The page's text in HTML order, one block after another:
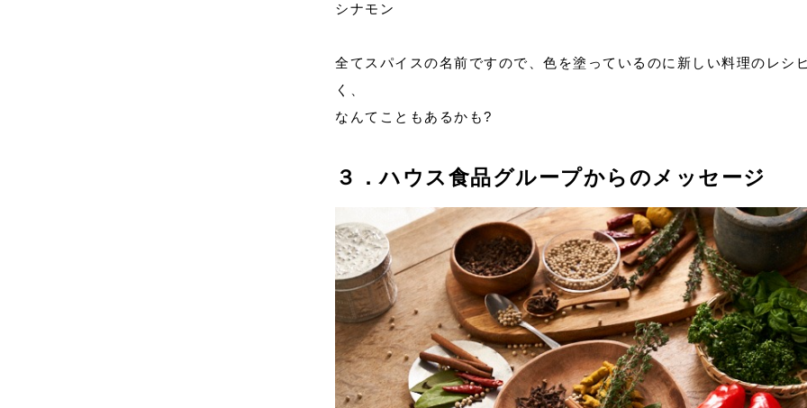
シナモン
全てスパイスの名前ですので、色を塗っているのに新しい料理のレシ
く、
なんてこともあるかも?
３．ハウス食品グループからのメッセージ